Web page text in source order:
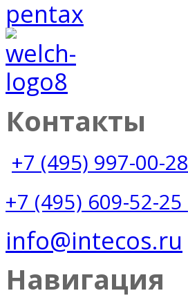
Контакты
+7 (495) 997-00-28
+7 (495) 609-52-25
info@intecos.ru
Навигация